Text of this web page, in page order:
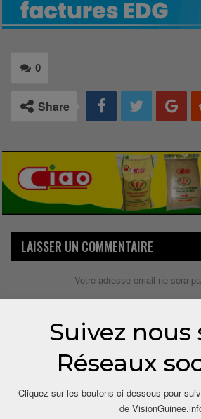
0
Share
LAISSER UN COMMENTAIRE
Votre adresse email ne sera
Suivez nous
Réseaux
Cliquez sur les boutons ci-dessous pour
de